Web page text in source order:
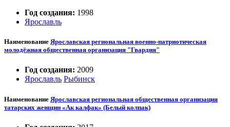
Год создания: 1998
Ярославль
Наименование Ярославская региональная военно-патриотическая
молодёжная общественная организация "Гвардия"
Год создания: 2009
Ярославль Рыбинск
Наименование Ярославская региональная общественная организация
татарских женщин «Ак калфак» (Белый колпак)